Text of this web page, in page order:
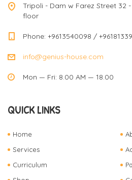
Tripoli - Dam w Farez Street 32
floor
Phone: +9613540098 /
info@genius-house.com
Mon — Fri: 8.00 AM — 18.00
QUICK LINKS
Home
Services
Curriculum